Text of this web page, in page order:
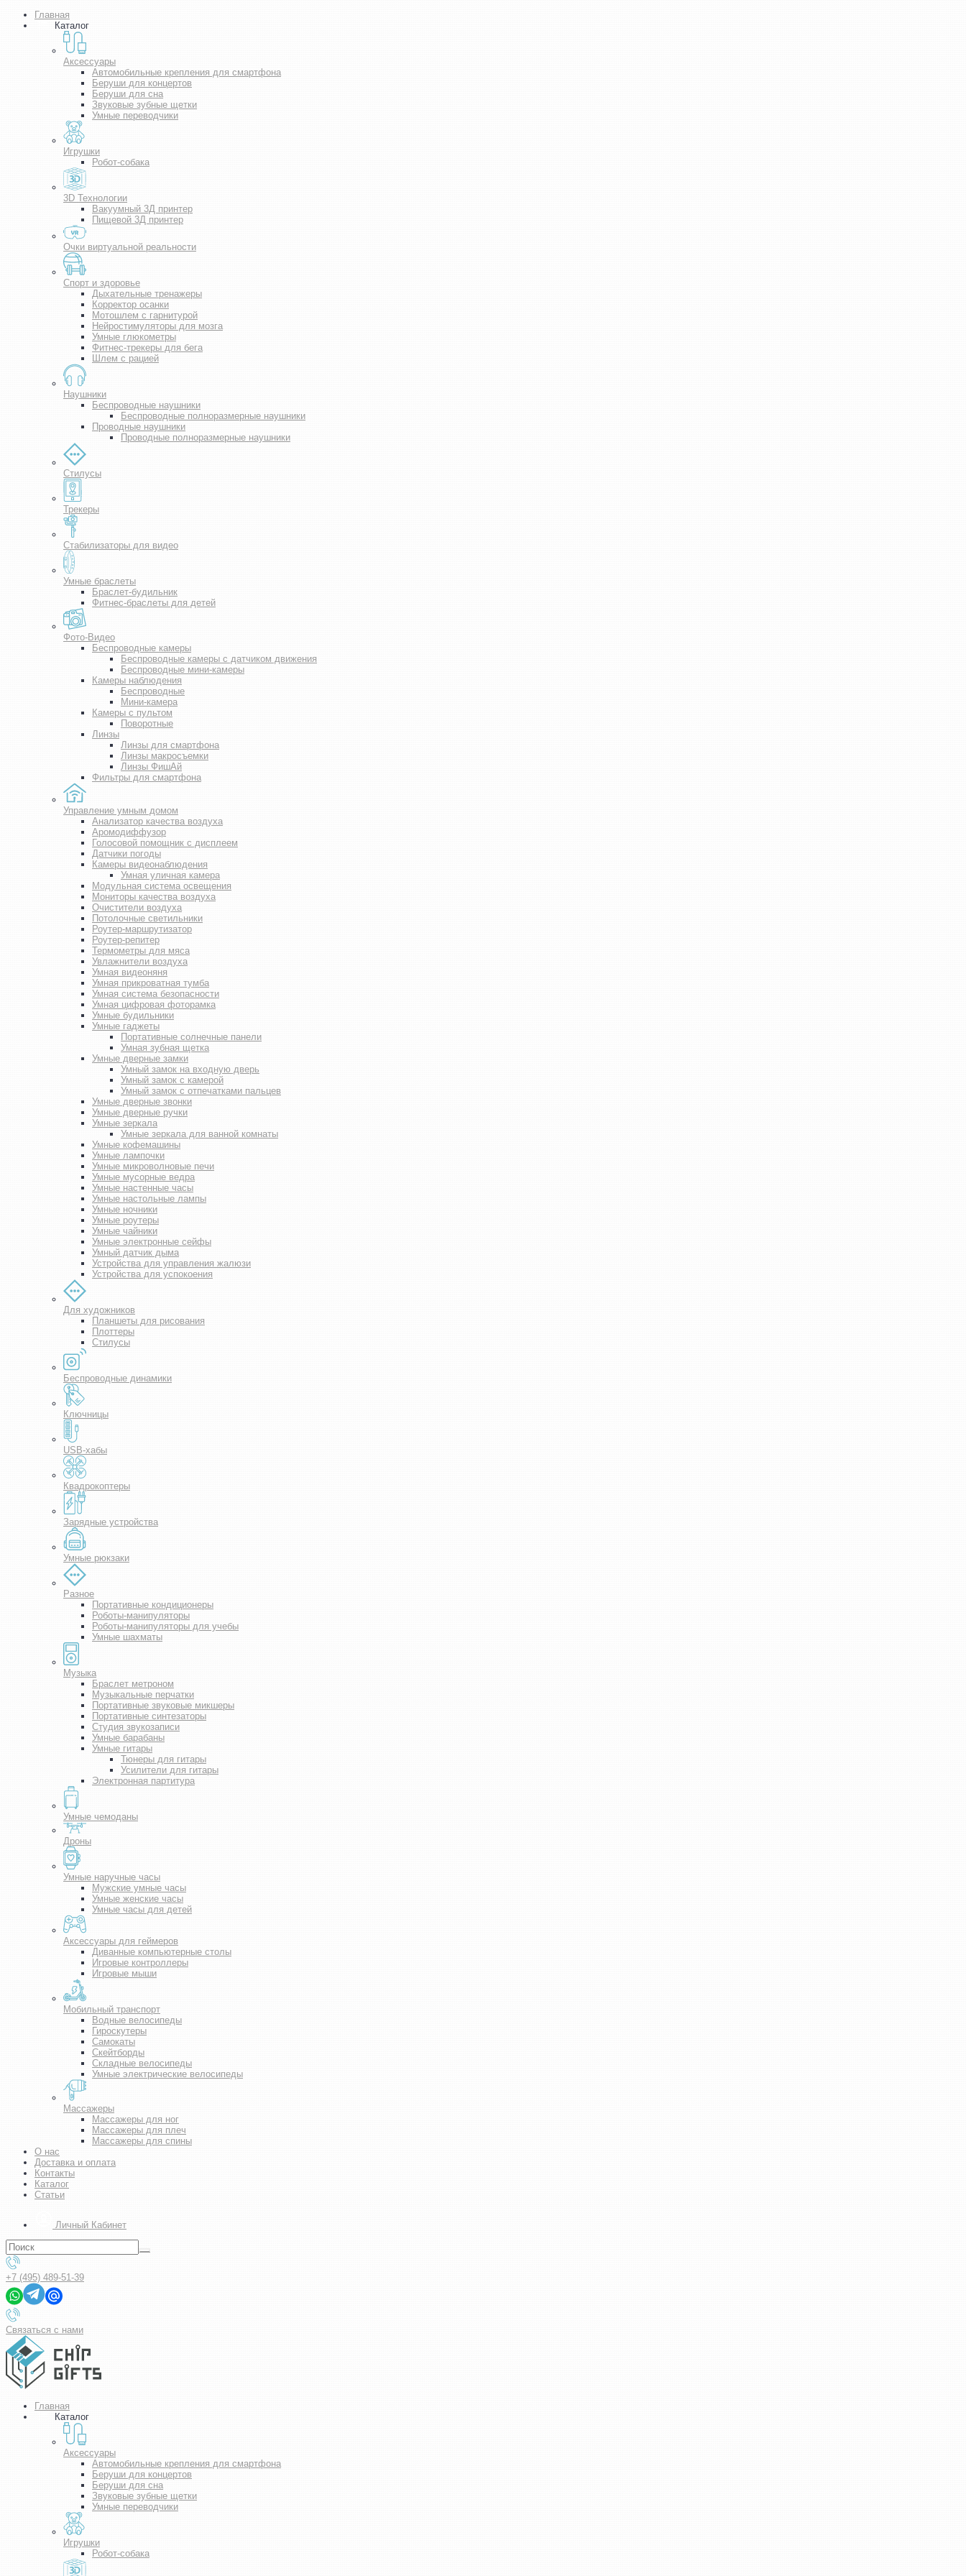
Главная
Каталог
Аксессуары
Автомобильные крепления для смартфона
Беруши для концертов
Беруши для сна
Звуковые зубные щетки
Умные переводчики
Игрушки
Робот-собака
3D Технологии
Вакуумный 3Д принтер
Пищевой 3Д принтер
Очки виртуальной реальности
Спорт и здоровье
Дыхательные тренажеры
Корректор осанки
Мотошлем с гарнитурой
Нейростимуляторы для мозга
Умные глюкометры
Фитнес-трекеры для бега
Шлем с рацией
Наушники
Беспроводные наушники
Беспроводные полноразмерные наушники
Проводные наушники
Проводные полноразмерные наушники
Стилусы
Трекеры
Стабилизаторы для видео
Умные браслеты
Браслет-будильник
Фитнес-браслеты для детей
Фото-Видео
Беспроводные камеры
Беспроводные камеры с датчиком движения
Беспроводные мини-камеры
Камеры наблюдения
Беспроводные
Мини-камера
Камеры с пультом
Поворотные
Линзы
Линзы для смартфона
Линзы макросъемки
Линзы ФишАй
Фильтры для смартфона
Управление умным домом
Анализатор качества воздуха
Аромодиффузор
Голосовой помощник с дисплеем
Датчики погоды
Камеры видеонаблюдения
Умная уличная камера
Модульная система освещения
Мониторы качества воздуха
Очистители воздуха
Потолочные светильники
Роутер-маршрутизатор
Роутер-репитер
Термометры для мяса
Увлажнители воздуха
Умная видеоняня
Умная прикроватная тумба
Умная система безопасности
Умная цифровая фоторамка
Умные будильники
Умные гаджеты
Портативные солнечные панели
Умная зубная щетка
Умные дверные замки
Умный замок на входную дверь
Умный замок с камерой
Умный замок с отпечатками пальцев
Умные дверные звонки
Умные дверные ручки
Умные зеркала
Умные зеркала для ванной комнаты
Умные кофемашины
Умные лампочки
Умные микроволновые печи
Умные мусорные ведра
Умные настенные часы
Умные настольные лампы
Умные ночники
Умные роутеры
Умные чайники
Умные электронные сейфы
Умный датчик дыма
Устройства для управления жалюзи
Устройства для успокоения
Для художников
Планшеты для рисования
Плоттеры
Стилусы
Беспроводные динамики
Ключницы
USB-хабы
Квадрокоптеры
Зарядные устройства
Умные рюкзаки
Разное
Портативные кондиционеры
Роботы-манипуляторы
Роботы-манипуляторы для учебы
Умные шахматы
Музыка
Браслет метроном
Музыкальные перчатки
Портативные звуковые микшеры
Портативные синтезаторы
Студия звукозаписи
Умные барабаны
Умные гитары
Тюнеры для гитары
Усилители для гитары
Электронная партитура
Умные чемоданы
Дроны
Умные наручные часы
Мужские умные часы
Умные женские часы
Умные часы для детей
Аксессуары для геймеров
Диванные компьютерные столы
Игровые контроллеры
Игровые мыши
Мобильный транспорт
Водные велосипеды
Гироскутеры
Самокаты
Скейтборды
Складные велосипеды
Умные электрические велосипеды
Массажеры
Массажеры для ног
Массажеры для плеч
Массажеры для спины
О нас
Доставка и оплата
Контакты
Каталог
Статьи
Личный Кабинет
+7 (495) 489-51-39
Связаться с нами
Главная
Каталог
Аксессуары
Автомобильные крепления для смартфона
Беруши для концертов
Беруши для сна
Звуковые зубные щетки
Умные переводчики
Игрушки
Робот-собака